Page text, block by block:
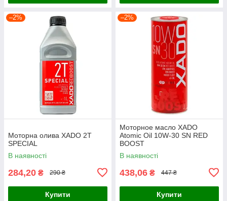
–2%
Моторна олива XADO 2T
SPECIAL
В наявності
284,20 ₴ 290 ₴
Купити
–2%
Моторное масло XADO
Atomic Oil 10W-30 SN RED
BOOST
В наявності
438,06 ₴ 447 ₴
Купити